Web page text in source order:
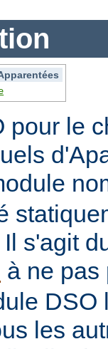
pour le
s'agit
à ne pas
DSO
les